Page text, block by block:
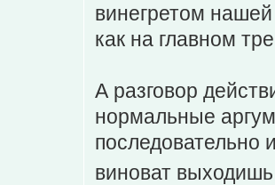
винегретом
как на главном
А разговор
нормальные
последовательно
виноват